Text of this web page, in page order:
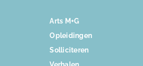
Arts M+G
Opleidingen
Solliciteren